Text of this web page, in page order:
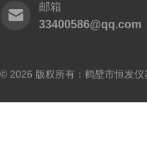
邮箱
33400586@qq.com
© 2026 版权所有：鹤壁市恒发